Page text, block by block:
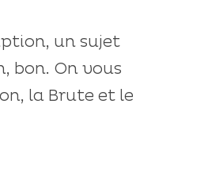
un sujet
bon. On vous
la Brute et le